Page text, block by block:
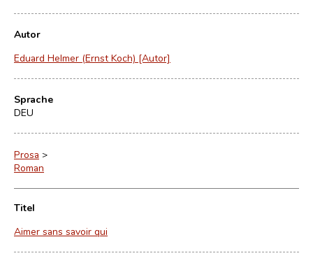
Autor
Eduard Helmer (Ernst Koch) [Autor]
Sprache
DEU
Prosa >
Roman
Titel
Aimer sans savoir qui